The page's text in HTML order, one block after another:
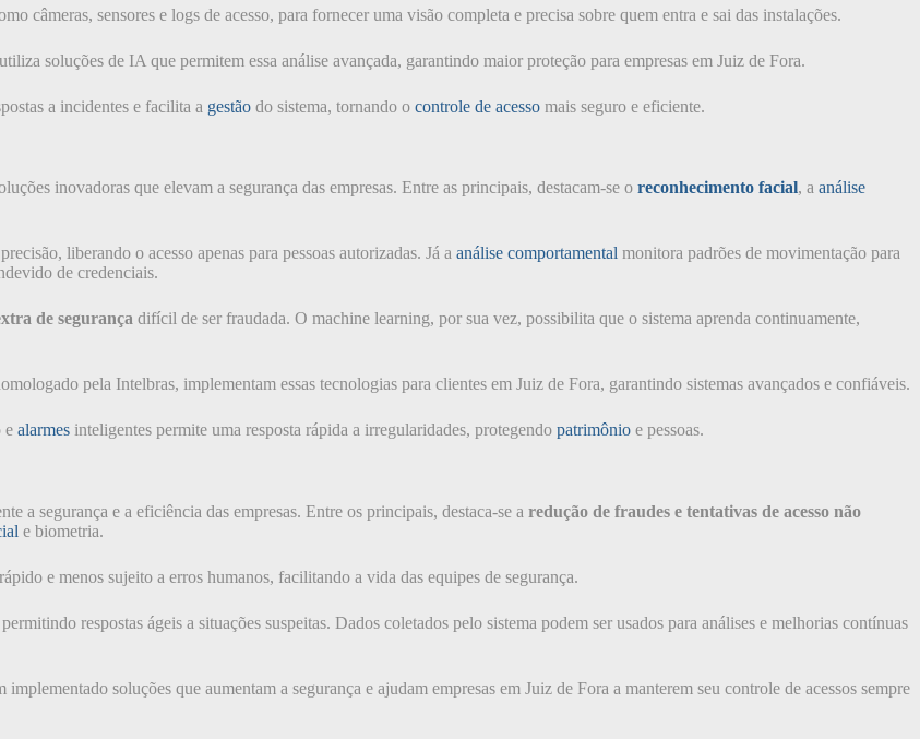
câmeras, sensores e logs de acesso, para fornecer uma visão completa e precisa sobre quem entra e sai das instalações.
soluções de IA que permitem essa análise avançada, garantindo maior proteção para empresas em Juiz de Fora.
a incidentes e facilita a gestão do sistema, tornando o controle de acesso mais seguro e eficiente.
inovadoras que elevam a segurança das empresas. Entre as principais, destacam-se o reconhecimento facial, a análise
liberando o acesso apenas para pessoas autorizadas. Já a análise comportamental monitora padrões de movimentação para
de credenciais.
de segurança difícil de ser fraudada. O machine learning, por sua vez, possibilita que o sistema aprenda continuamente,
pela Intelbras, implementam essas tecnologias para clientes em Juiz de Fora, garantindo sistemas avançados e confiáveis.
e alarmes inteligentes permite uma resposta rápida a irregularidades, protegendo patrimônio e pessoas.
a segurança e a eficiência das empresas. Entre os principais, destaca-se a redução de fraudes e tentativas de acesso não
e biometria.
e menos sujeito a erros humanos, facilitando a vida das equipes de segurança.
permitindo respostas ágeis a situações suspeitas. Dados coletados pelo sistema podem ser usados para análises e melhorias contínuas
soluções que aumentam a segurança e ajudam empresas em Juiz de Fora a manterem seu controle de acessos sempre